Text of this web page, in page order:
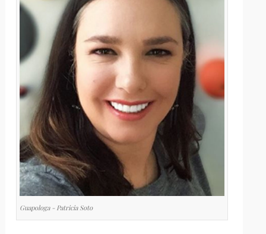
Guapologa - Patricia Soto